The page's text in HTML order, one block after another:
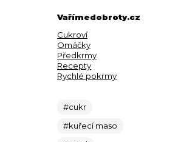
Vařímedobroty.cz
Cukroví
Omáčky
Předkrmy
Recepty
Rychlé pokrmy
#cukr
#kuřecí maso